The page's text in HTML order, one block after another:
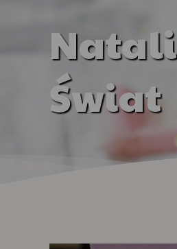
Świat